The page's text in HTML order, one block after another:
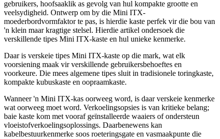
gebruikers, hoofsaaklik as gevolg van hul kompakte grootte en
veelsydigheid. Ontwerp om by die Mini ITX-
moederbordvormfaktor te pas, is hierdie kaste perfek vir die bou van
'n klein maar kragtige stelsel. Hierdie artikel ondersoek die
verskillende tipes Mini ITX-kaste en hul unieke kenmerke.
Daar is verskeie tipes Mini ITX-kaste op die mark, wat elk
voorsiening maak vir verskillende gebruikersbehoeftes en
voorkeure. Die mees algemene tipes sluit in tradisionele toringkaste,
kompakte kubuskaste en oopraamkaste.
Wanneer 'n Mini ITX-kas oorweeg word, is daar verskeie kenmerke
wat oorweeg moet word. Verkoelingsopsies is van kritieke belang;
baie kaste kom met vooraf geïnstalleerde waaiers of ondersteun
vloeistofverkoelingsoplossings. Daarbenewens kan
kabelbestuurkenmerke soos roeteringsgate en vasmaakpunte die